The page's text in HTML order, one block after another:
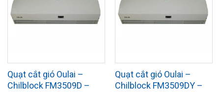
Quạt cắt gió Oulai –
Chilblock FM3509D –
Quạt cắt gió Oulai –
Chilblock FM3509DY –